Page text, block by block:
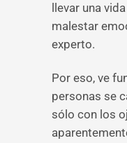
llevar una
malestar
experto.
Por eso, ve
personas se
sólo con los